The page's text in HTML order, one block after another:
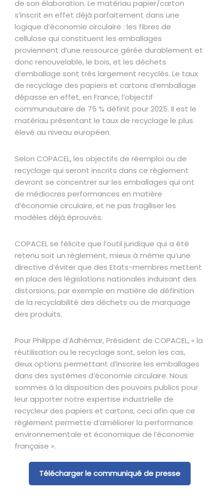
de son élaboration. Le matériau papier/carton
s’inscrit en effet déjà parfaitement dans une
logique d’économie circulaire : les fibres de
cellulose qui constituent les emballages
proviennent d’une ressource gérée durablement et
donc renouvelable, le bois, et les déchets
d’emballage sont très largement recyclés. Le taux
de recyclage des papiers et cartons d’emballage
dépasse en effet, en France, l’objectif
communautaire de 75 % définit pour 2025. Il est le
matériau présentant le taux de recyclage le plus
élevé au niveau européen.
Selon COPACEL, les objectifs de réemploi ou de
recyclage qui seront inscrits dans ce règlement
devront se concentrer sur les emballages qui ont
de médiocres performances en matière
d’économie circulaire, et ne pas fragiliser les
modèles déjà éprouvés.
COPACEL se félicite que l’outil juridique qui a été
retenu soit un règlement, mieux à même qu’une
directive d’éviter que des Etats-membres mettent
en place des législations nationales induisant des
distorsions, par exemple en matière de définition
de la recyclabilité des déchets ou de marquage
des produits.
Pour Philippe d’Adhémar, Président de COPACEL, « la
réutilisation ou le recyclage sont, selon les cas,
deux options permettant d’inscrire les emballages
dans des systèmes d’économie circulaire. Nous
sommes à la disposition des pouvoirs publics pour
leur apporter notre expertise industrielle de
recycleur des papiers et cartons, ceci afin que ce
règlement permette d’améliorer la performance
environnementale et économique de l’économie
française ».
Télécharger le communiqué de presse